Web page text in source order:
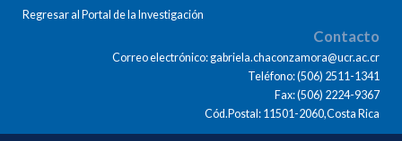
Regresar al Portal de la Investigación
Contacto
Correo electrónico: gabriela.chaconzamora@ucr.ac.cr
Teléfono: (506) 2511-1341
Fax: (506) 2224-9367
Cód.Postal: 11501-2060,Costa Rica